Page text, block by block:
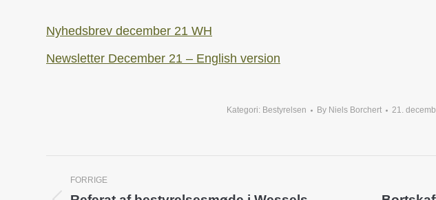
Nyhedsbrev december 21 WH
Newsletter December 21 – English version
Kategori: Bestyrelsen By Niels Borchert 21.
FORRIGE